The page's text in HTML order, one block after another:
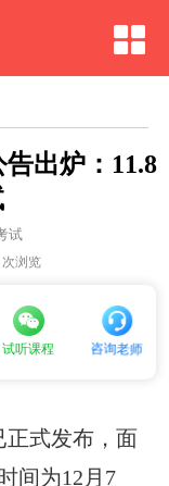
出炉：11.8
试
次浏览
试听课程 咨询老师
正式发布，面
间为12月7